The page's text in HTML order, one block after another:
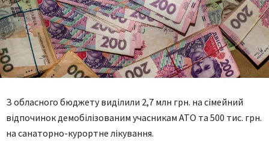
З обласного бюджету виділили 2,7 млн грн. на сімейний
відпочинок демобілізованим учасникам АТО та 500 тис. грн.
на санаторно-курортне лікування.